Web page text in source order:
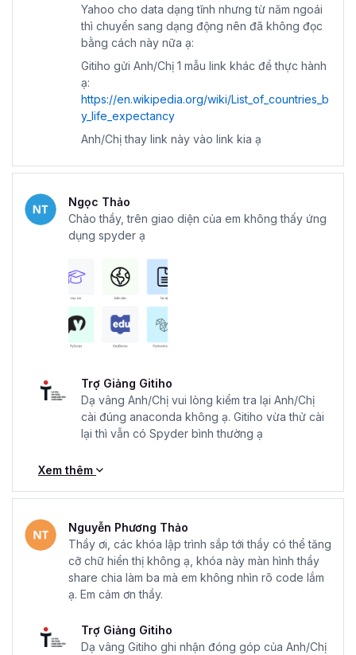
Yahoo cho data dạng tĩnh nhưng từ năm ngoái
thì chuyển sang dạng động nên đã không đọc
bằng cách này nữa ạ:
Gitiho gửi Anh/Chị 1 mẫu link khác để thực hành
ạ:
https://en.wikipedia.org/wiki/List_of_countries_b
y_life_expectancy
Anh/Chị thay link này vào link kia ạ
Ngọc Thảo
Chào thầy, trên giao diện của em không thấy ứng
dụng spyder ạ
Trợ Giảng Gitiho
Dạ vâng Anh/Chị vui lòng kiểm tra lại Anh/Chị
cài đúng anaconda không ạ. Gitiho vừa thử cài
lại thì vẫn có Spyder bình thường ạ
Xem thêm
Nguyễn Phương Thảo
Thầy ơi, các khóa lập trình sắp tới thầy có thể tăng
cỡ chữ hiển thị không ạ, khóa này màn hình thầy
share chia làm ba mà em không nhìn rõ code lắm
ạ. Em cảm ơn thầy.
Trợ Giảng Gitiho
Dạ vâng Gitiho ghi nhận đóng góp của Anh/Chị